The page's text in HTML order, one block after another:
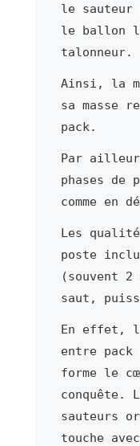
le
le ballon
talonneur.
Ainsi, la
sa masse
pack.
Par
phases de
comme en
Les
poste
(souvent
saut,
En effet,
entre
forme le
sauteurs
touche